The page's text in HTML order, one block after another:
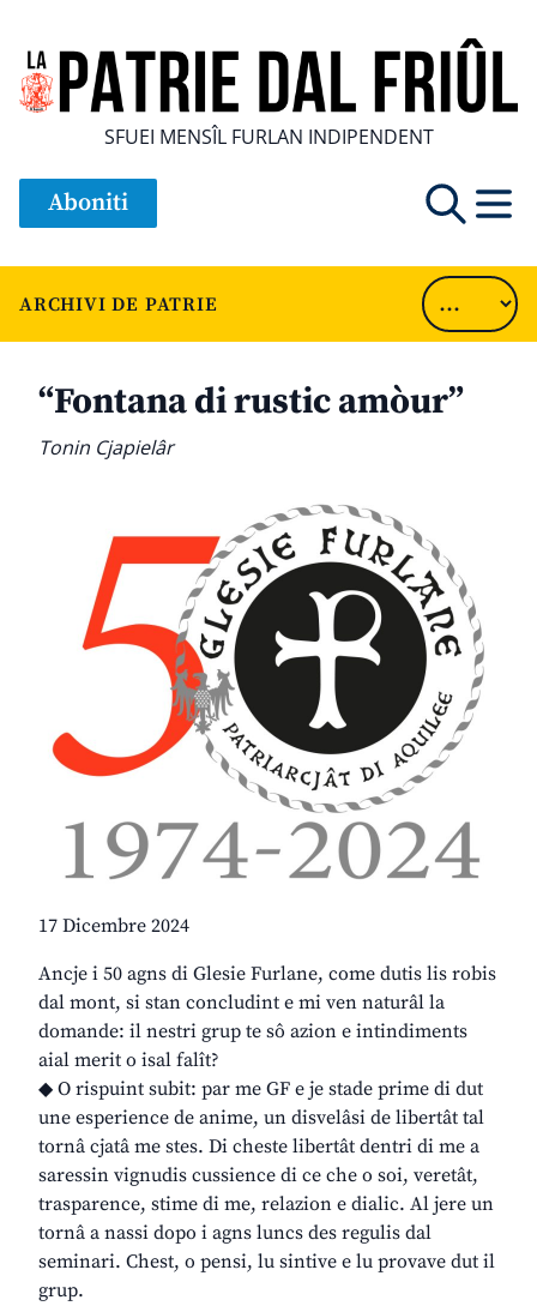
SFUEI MENSÎL FURLAN INDIPENDENT
Aboniti
ARCHIVI DE PATRIE
“Fontana di rustic amòur”
Tonin Cjapielâr
17 Dicembre 2024
Ancje i 50 agns di Glesie Furlane, come dutis lis robis
dal mont, si stan concludint e mi ven naturâl la
domande: il nestri grup te sô azion e intindiments
aial merit o isal falît?
◆ O rispuint subit: par me GF e je stade prime di dut
une esperience de anime, un disvelâsi de libertât tal
tornâ cjatâ me stes. Di cheste libertât dentri di me a
saressin vignudis cussience di ce che o soi, veretât,
trasparence, stime di me, relazion e dialic. Al jere un
tornâ a nassi dopo i agns luncs des regulis dal
seminari. Chest, o pensi, lu sintive e lu provave dut il
grup.